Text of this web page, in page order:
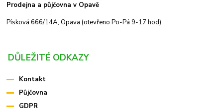
Prodejna a půjčovna v Opavě
Písková 666/14A, Opava (otevřeno Po-Pá 9-17 hod)
DŮLEŽITÉ ODKAZY
Kontakt
Půjčovna
GDPR